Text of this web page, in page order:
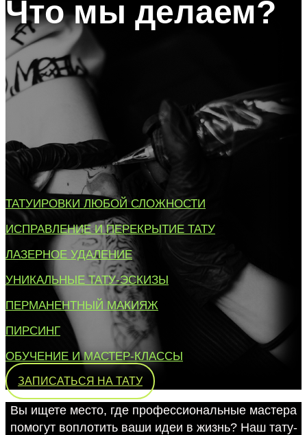
Что мы делаем?
ТАТУИРОВКИ ЛЮБОЙ СЛОЖНОСТИ
ИСПРАВЛЕНИЕ И ПЕРЕКРЫТИЕ ТАТУ
ЛАЗЕРНОЕ УДАЛЕНИЕ
УНИКАЛЬНЫЕ ТАТУ-ЭСКИЗЫ
ПЕРМАНЕНТНЫЙ МАКИЯЖ
ПИРСИНГ
ОБУЧЕНИЕ И МАСТЕР-КЛАССЫ
ЗАПИСАТЬСЯ НА ТАТУ
Вы ищете место, где профессиональные мастера
помогут воплотить ваши идеи в жизнь? Наш тату-